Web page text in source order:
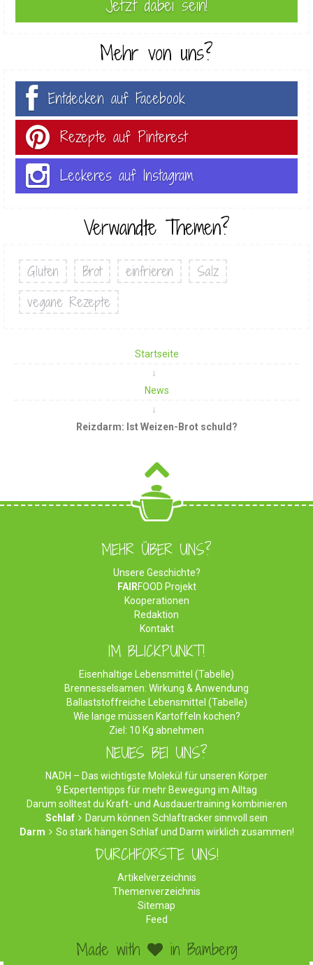
Mehr von uns?
Entdecken auf Facebook
Rezepte auf Pinterest
Leckeres auf Instagram
Verwandte Themen?
Gluten Brot einfrieren
Salz
vegane Rezepte
Startseite
News
Reizdarm: Ist Weizen-Brot schuld?
MEHR ÜBER UNS?
Unsere Geschichte?
FAIRFOOD Projekt
Kooperationen
Redaktion
Kontakt
IM BLICKPUNKT!
Eisenhaltige Lebensmittel (Tabelle)
Brennesselsamen: Wirkung & Anwendung
Ballaststoffreiche Lebensmittel (Tabelle)
Wie lange müssen Kartoffeln kochen?
Ziel: 10 Kg abnehmen
NEUES BEI UNS?
NADH – Das wichtigste Molekül für unseren Körper
9 Expertentipps für mehr Bewegung im Alltag
Darum solltest du Kraft- und Ausdauertraining kombinieren
Schlaf
Darum können Schlaftracker sinnvoll sein
Darm
So stark hängen Schlaf und Darm wirklich zusammen!
DURCHFORSTE UNS!
Artikelverzeichnis
Themenverzeichnis
Sitemap
Feed
Made with in Bamberg